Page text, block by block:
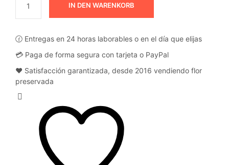
IN DEN WARENKORB
🕜 Entregas en 24 horas laborables o en el día que elijas
💳 Paga de forma segura con tarjeta o PayPal
❤️ Satisfacción garantizada, desde 2016 vendiendo flor
preservada